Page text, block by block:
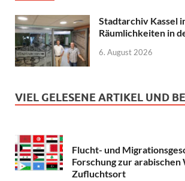
Stadtarchiv Kassel
Räumlichkeiten in
6. August 2026
VIEL GELESENE ARTIKEL UND
Flucht- und
Forschung zur arabischen
Zufluchtsort